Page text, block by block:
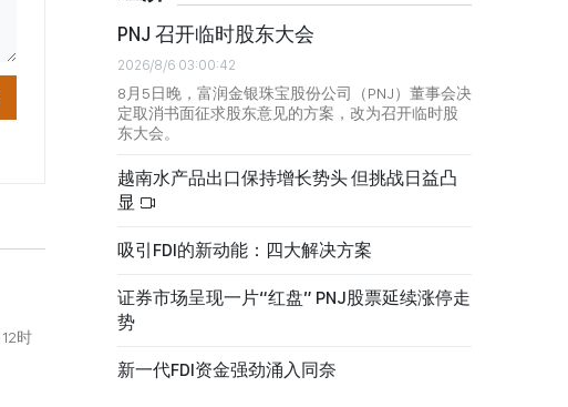
时
PNJ 召开临时股东大会
2026/8/6 03:00:42
8月5日晚，富润金银珠宝股份公司（PNJ）董事会决
定取消书面征求股东意见的方案，改为召开临时股
东大会。
越南水产品出口保持增长势头 但挑战日益凸
显
吸引FDI的新动能：四大解决方案
证券市场呈现一片“红盘” PNJ股票延续涨停走
势
新一代FDI资金强劲涌入同奈